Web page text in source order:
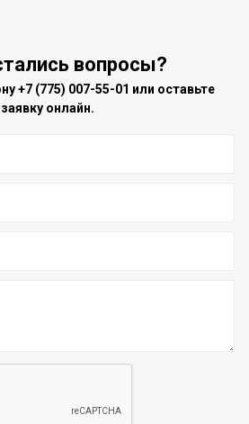
вопросы?
+7 (775) 007-55-01 или оставьте
заявку онлайн.